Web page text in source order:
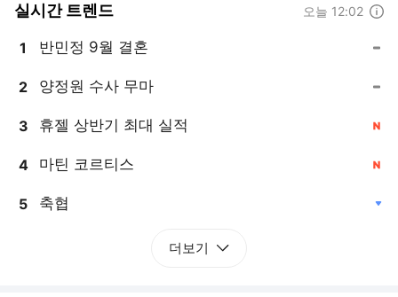
실시간 트렌드 오늘 12:02
1 반민정 9월 결혼
2 양정원 수사 무마
3 휴젤 상반기 최대 실적
4 마틴 코르티스
5 축협
더보기